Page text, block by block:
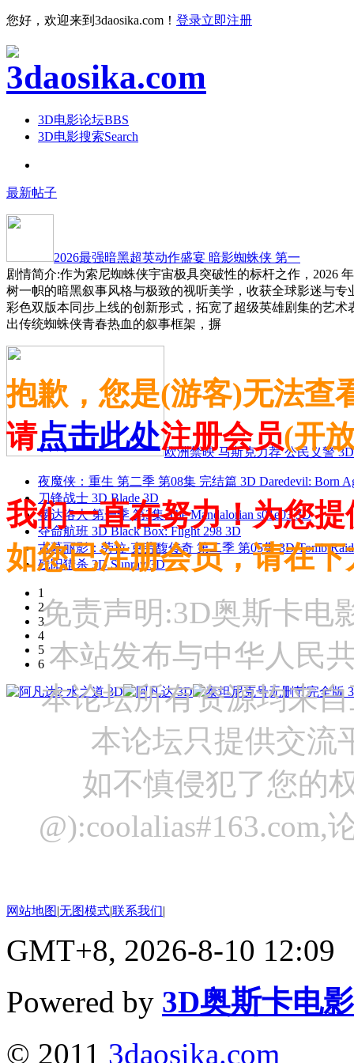
您好，欢迎来到3daosika.com！ 登录立即注册
3D电影论坛BBS
3D电影搜索Search
最新帖子
2026最强暗黑超英动作盛宴 暗影蜘蛛侠 第一
剧情简介:作为索尼蜘蛛侠宇宙极具突破性的标杆之作，2026
树一帜的暗黑叙事风格与极致的视听美学，收获全球影迷与
彩色双版本同步上线的创新形式，拓宽了超级英雄剧集的艺
出传统蜘蛛侠青春热血的叙事框架，摒
欧洲禁映 马斯克力荐 公民义警 3D
夜魔侠：重生 第二季 第08集 完结篇 3D Daredevil: Born
刀锋战士 3D Blade 3D
曼达洛人 第一季 第3集 The Mandalorian s01e03 3D
夺命航班 3D Black Box: Flight 298 3D
古墓丽影：劳拉·克劳馥传奇 第二季 第05集 3D Tomb
残阳猎杀 3D Sunray 3D
1
2
3
4
5
6
抱歉，您是(游客)无法查
请点击此处注册会员(开
我们一直在努力！为您
如您已注册会员，请在
免责声明:3D奥斯卡电
本站发布与中华人民
本论坛所有资源均来
本论坛只提供交流
如不慎侵犯了您的
网站地图|无图模式|联系我们|
GMT+8, 2026-8-10 12:09
Powered by 3D奥斯卡电
© 2011 3daosika.com